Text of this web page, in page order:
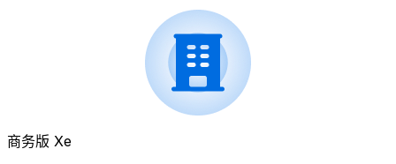
商务版 Xe